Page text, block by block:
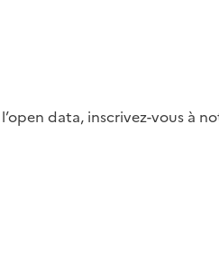
data, inscrivez-vous à